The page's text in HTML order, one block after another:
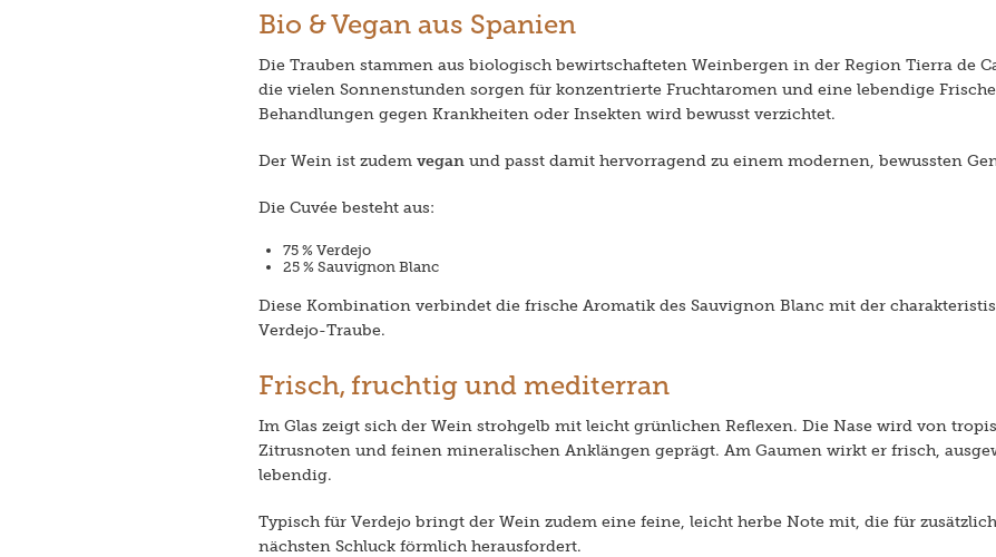
Bio & Vegan aus Spanien
Die Trauben stammen aus biologisch bewirtschafteten Weinbergen in der Region Tierra de
die vielen Sonnenstunden sorgen für konzentrierte Fruchtaromen und eine lebendige
Behandlungen gegen Krankheiten oder Insekten wird bewusst verzichtet.
Der Wein ist zudem vegan und passt damit hervorragend zu einem modernen, bewussten
Die Cuvée besteht aus:
75 % Verdejo
25 % Sauvignon Blanc
Diese Kombination verbindet die frische Aromatik des Sauvignon Blanc mit der
Verdejo-Traube.
Frisch, fruchtig und mediterran
Im Glas zeigt sich der Wein strohgelb mit leicht grünlichen Reflexen. Die Nase wird von
Zitrusnoten und feinen mineralischen Anklängen geprägt. Am Gaumen wirkt er frisch,
lebendig.
Typisch für Verdejo bringt der Wein zudem eine feine, leicht herbe Note mit, die für
nächsten Schluck förmlich herausfordert.